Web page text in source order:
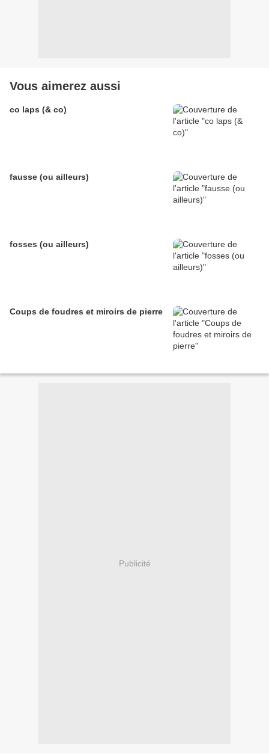
Vous aimerez aussi
co laps (& co)
fausse (ou ailleurs)
fosses (ou ailleurs)
Coups de foudres et miroirs de pierre
Publicité